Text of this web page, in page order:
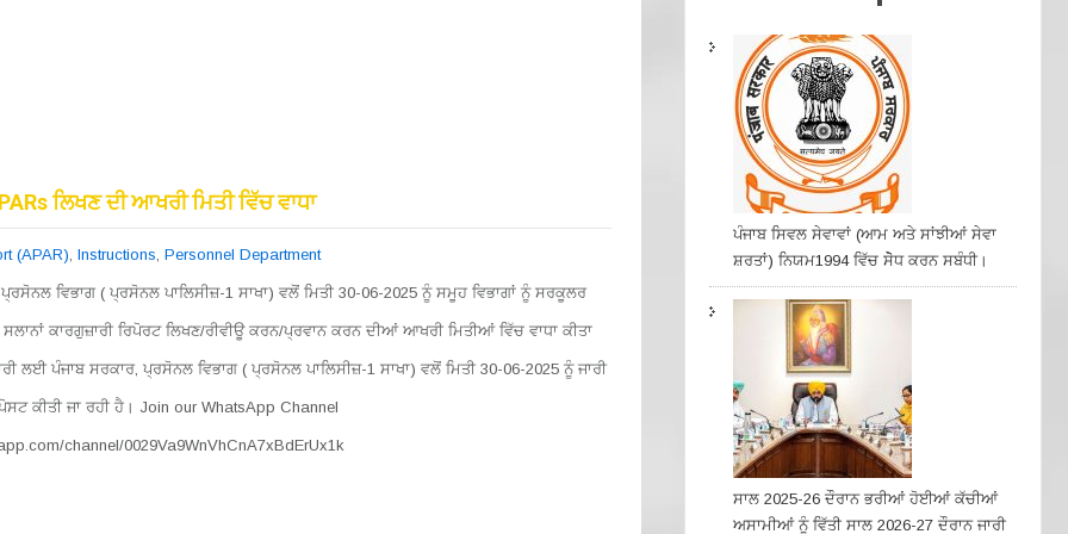
ਲਿਖਣ ਦੀ ਆਖਰੀ ਮਿਤੀ ਵਿੱਚ ਵਾਧਾ
(APAR), Instructions, Personnel Department
ਵਿਭਾਗ ( ਪ੍ਰਸੋਨਲ ਪਾਲਿਸੀਜ਼-1 ਸਾਖਾ) ਵਲੋਂ ਮਿਤੀ 30-06-2025 ਨੂੰ ਸਮੂਹ ਵਿਭਾਗਾਂ ਨੂੰ ਸਰਕੂਲਰ
ਕਾਰਗੁਜ਼ਾਰੀ ਰਿਪੋਰਟ ਲਿਖਣ/ਰੀਵੀਊ ਕਰਨ/ਪ੍ਰਵਾਨ ਕਰਨ ਦੀਆਂ ਆਖਰੀ ਮਿਤੀਆਂ ਵਿੱਚ ਵਾਧਾ ਕੀਤਾ
ਲਈ ਪੰਜਾਬ ਸਰਕਾਰ, ਪ੍ਰਸੋਨਲ ਵਿਭਾਗ ( ਪ੍ਰਸੋਨਲ ਪਾਲਿਸੀਜ਼-1 ਸਾਖਾ) ਵਲੋਂ ਮਿਤੀ 30-06-2025 ਨੂੰ ਜਾਰੀ
ਕੀਤੀ ਜਾ ਰਹੀ ਹੈ। Join our WhatsApp Channel
channel/0029Va9WnVhCnA7xBdErUx1k
ਪੰਜਾਬ ਸਿਵਲ ਸੇਵਾਵਾਂ (ਆਮ ਅਤੇ ਸਾਂਝੀਆਂ ਸੇਵਾ
ਸ਼ਰਤਾਂ) ਨਿਯਮ1994 ਵਿੱਚ ਸੇੋਧ ਕਰਨ ਸਬੰਧੀ।
ਸਾਲ 2025-26 ਦੌਰਾਨ ਭਰੀਆਂ ਹੋਈਆਂ ਕੱਚੀਆਂ
ਅਸਾਮੀਆਂ ਨੂੰ ਵਿੱਤੀ ਸਾਲ 2026-27 ਦੌਰਾਨ ਜਾਰੀ